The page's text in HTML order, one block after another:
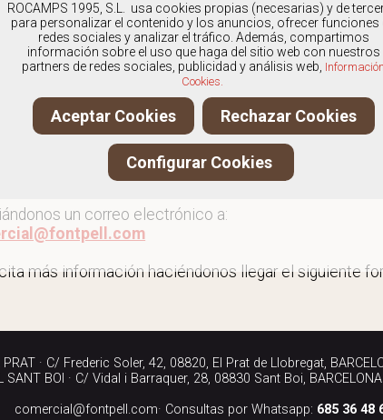
especialistas en Zapatos con cordones de hombre
más zapatos con cordones de hombre
más información llamándonos a los teléfonos:
040
un correo electrónico a:
más información haciéndonos llegar el siguiente
PRAT · C/ Frederic Soler, 42, 08820, El Prat de Llobregat,
SANT BOI · C/ Vidal i Barraquer, 28, 08830 Sant Boi, BARCELONA
comercial@fontpell.com· Consultas por Whatsapp: 685 36 48
ROCAMPS 1995, S.L. usa cookies propias (necesarias) y de
para personalizar el contenido y los anuncios, ofrecer funciones
redes sociales y analizar el tráfico. Además, compartimos
información sobre el uso que haga del sitio web con nuestros
partners de redes sociales, publicidad y análisis web, Información
Cookies.
Aceptar Cookies Rechazar Cookies
Configurar Cookies